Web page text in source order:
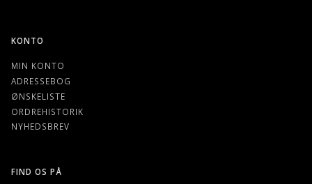
KONTO
MIN KONTO
ADRESSEBOG
ØNSKELISTE
ORDREHISTORIK
NYHEDSBREV
FIND OS PÅ